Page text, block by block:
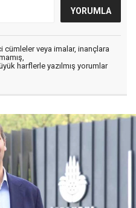
cümleler veya imalar, inançlara
harflerle yazılmış yorumlar